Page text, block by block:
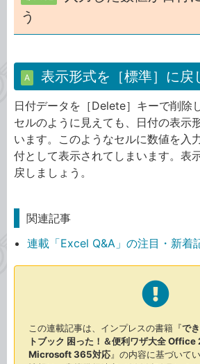
う
A 表示形式を［標準］に戻
日付データを［Delete］キーで削除
セルのように見えても、日付の表示
います。このようなセルに数値を入
付として表示されてしまいます。表
戻しましょう。
関連記事
連載「Excel Q&A」の注目・新着
この連載記事は、インプレスの書籍『で
トブック 困った！＆便利ワザ大全
Microsoft 365対応』の内容に基づいて